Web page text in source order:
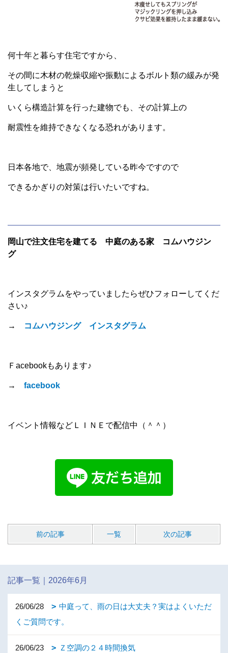
何十年と暮らす住宅ですから、
その間に木材の乾燥収縮や振動によるボルト類の緩みが発
生してしまうと
いくら構造計算を行った建物でも、その計算上の
耐震性を維持できなくなる恐れがあります。
日本各地で、地震が頻発している昨今ですので
できるかぎりの対策は行いたいですね。
岡山で注文住宅を建てる 中庭のある家 コムハウジン
グ
インスタグラムをやっていましたらぜひフォローしてくだ
さい♪
→ コムハウジング インスタグラム
Ｆacebookもあります♪
→ facebook
イベント情報などＬＩＮＥで配信中（＾＾）
前の記事 一覧 次の記事
記事一覧｜2026年6月
26/06/28
中庭って、雨の日は大丈夫？実はよくいただ
くご質問です。
26/06/23 Ｚ空調の２４時間換気